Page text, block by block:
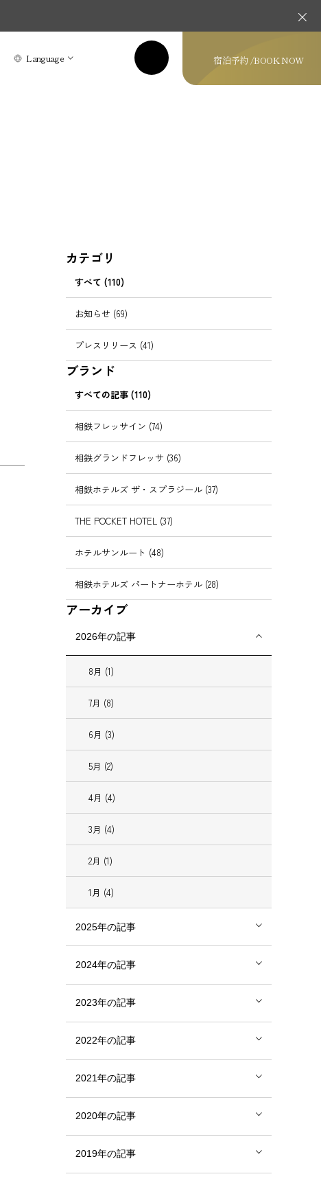
Language 宿泊予約 /BOOK NOW
カテゴリ
すべて (110)
お知らせ (69)
プレスリリース (41)
ブランド
すべての記事 (110)
相鉄フレッサイン (74)
相鉄グランドフレッサ (36)
相鉄ホテルズ ザ・スプラジール (37)
THE POCKET HOTEL (37)
ホテルサンルート (48)
相鉄ホテルズ パートナーホテル (28)
アーカイブ
2026年の記事
8月 (1)
7月 (8)
6月 (3)
5月 (2)
4月 (4)
3月 (4)
2月 (1)
1月 (4)
2025年の記事
2024年の記事
2023年の記事
2022年の記事
2021年の記事
2020年の記事
2019年の記事